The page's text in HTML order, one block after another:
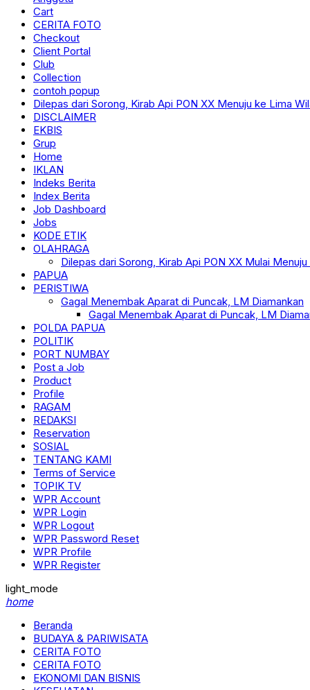
Cart
CERITA FOTO
Checkout
Client Portal
Club
Collection
contoh popup
Dilepas dari Sorong, Kirab Api PON XX Menuju ke Lima
DISCLAIMER
EKBIS
Grup
Home
IKLAN
Indeks Berita
Index Berita
Job Dashboard
Jobs
KODE ETIK
OLAHRAGA
Dilepas dari Sorong, Kirab Api PON XX Mulai
PAPUA
PERISTIWA
Gagal Menembak Aparat di Puncak, LM Diamankan
Gagal Menembak Aparat di Puncak, LM
POLDA PAPUA
POLITIK
PORT NUMBAY
Post a Job
Product
Profile
RAGAM
REDAKSI
Reservation
SOSIAL
TENTANG KAMI
Terms of Service
TOPIK TV
WPR Account
WPR Login
WPR Logout
WPR Password Reset
WPR Profile
WPR Register
light_mode
home
Beranda
BUDAYA & PARIWISATA
CERITA FOTO
CERITA FOTO
EKONOMI DAN BISNIS